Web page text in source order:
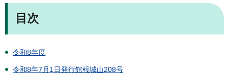
目次
令和8年度
令和8年7月1日発行館報城山208号